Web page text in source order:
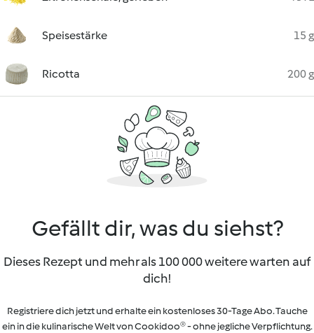
Speisestärke 15 g
Ricotta 200 g
Gefällt dir, was du siehst?
Dieses Rezept und mehr als 100 000 weitere warten auf
dich!
Registriere dich jetzt und erhalte ein kostenloses 30-Tage Abo. Tauche
ein in die kulinarische Welt von Cookidoo® - ohne jegliche Verpflichtung.